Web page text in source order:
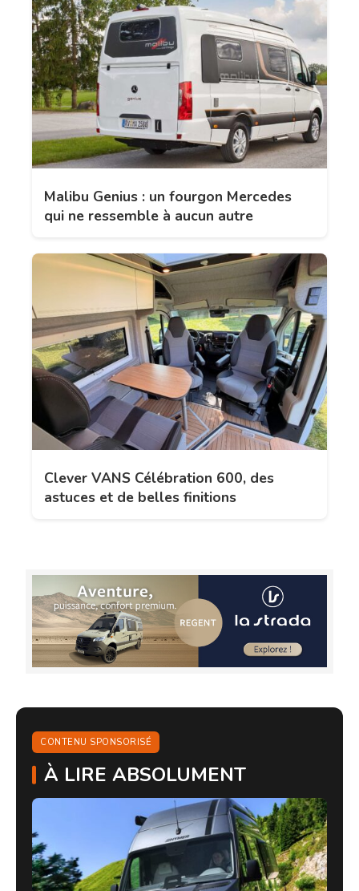
Malibu Genius : un fourgon Mercedes
qui ne ressemble à aucun autre
Clever VANS Célébration 600, des
astuces et de belles finitions
CONTENU SPONSORISÉ
À LIRE ABSOLUMENT